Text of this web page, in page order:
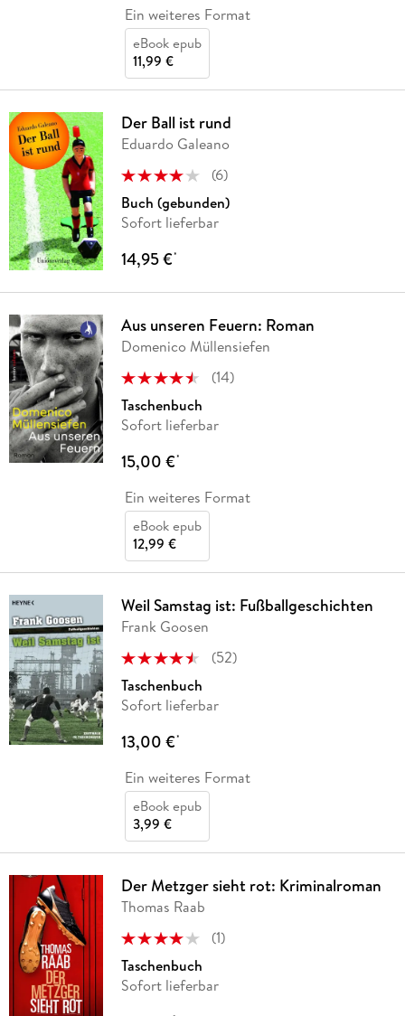
Ein weiteres Format
eBook epub
11,99 €
Der Ball ist rund
Eduardo Galeano
(6)
Buch (gebunden)
Sofort lieferbar
14,95 €*
Aus unseren Feuern: Roman
Domenico Müllensiefen
(14)
Taschenbuch
Sofort lieferbar
15,00 €*
Ein weiteres Format
eBook epub
12,99 €
Weil Samstag ist: Fußballgeschichten
Frank Goosen
(52)
Taschenbuch
Sofort lieferbar
13,00 €*
Ein weiteres Format
eBook epub
3,99 €
Der Metzger sieht rot: Kriminalroman
Thomas Raab
(1)
Taschenbuch
Sofort lieferbar